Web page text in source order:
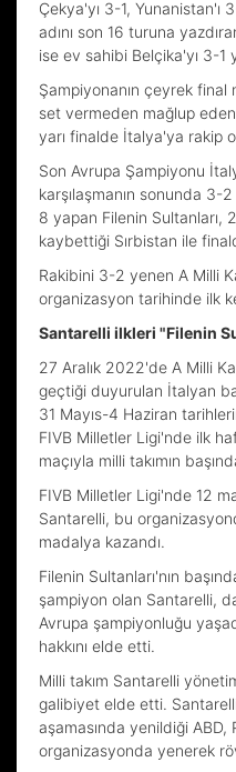
Çekya'yı 3-1,
adını son 16 turuna
ise ev sahibi Belçika'yı 3-
Şampiyonanın çeyrek final
set vermeden mağlup
yarı finalde İtalya'ya rakip
Son Avrupa Şampiyonu
karşılaşmanın sonunda
8 yapan Filenin Sultanları,
kaybettiği Sırbistan ile
Rakibini 3-2 yenen A Milli
organizasyon tarihinde ilk
Santarelli ilkleri "Filenin
27 Aralık 2022'de A Milli
geçtiği duyurulan İtalyan
31 Mayıs-4 Haziran
FIVB Milletler Ligi'nde ilk
maçıyla milli takımın
FIVB Milletler Ligi'nde 12
Santarelli, bu
madalya kazandı.
Filenin Sultanları'nın
şampiyon olan Santarelli,
Avrupa şampiyonluğu
hakkını elde etti.
Milli takım Santarelli
galibiyet elde etti.
aşamasında yenildiği
organizasyonda yenerek